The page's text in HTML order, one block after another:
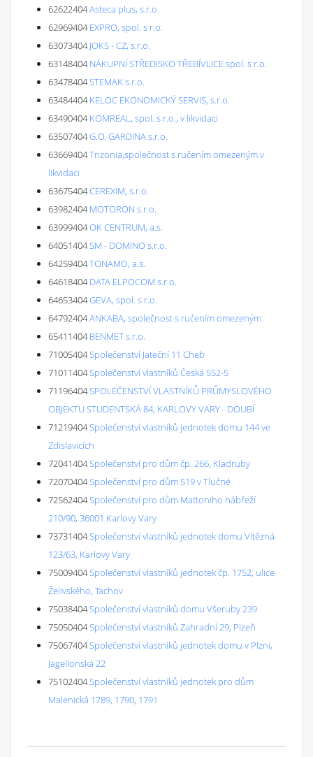
62622404Asteca plus, s.r.o.
62969404 EXPRO, spol. s r.o.
63073404 JOKS - CZ, s.r.o.
63148404 NÁKUPNÍ STŘEDISKO TŘEBÍVLICE spol. s r.o.
63478404STEMAK s.r.o.
63484404 KELOC EKONOMICKÝ SERVIS, s.r.o.
63490404 KOMREAL, spol. s r.o., v likvidaci
63507404G.O. GARDINA s.r.o.
63669404Trizonia,společnost s ručením omezeným v
likvidaci
63675404CEREXIM, s.r.o.
63982404 MOTORON s.r.o.
63999404OK CENTRUM, a.s.
64051404SM - DOMINO s.r.o.
64259404TONAMO, a.s.
64618404 DATA ELPOCOM s.r.o.
64653404GEVA, spol. s r.o.
64792404ANKABA, společnost s ručením omezeným
65411404 BENMET s.r.o.
71005404Společenství Jateční 11 Cheb
71011404Společenství vlastníků Česká 552-5
71196404SPOLEČENSTVÍ VLASTNÍKŮ PRŮMYSLOVÉHO
OBJEKTU STUDENTSKÁ 84, KARLOVY VARY - DOUBÍ
71219404Společenství vlastníků jednotek domu 144 ve
Zdislavicích
72041404Společenství pro dům čp. 266, Kladruby
72070404Společenství pro dům 519 v Tlučné
72562404Společenství pro dům Mattoniho nábřeží
210/90, 36001 Karlovy Vary
73731404Společenství vlastníků jednotek domu Vítězná
123/63, Karlovy Vary
75009404Společenství vlastníků jednotek čp. 1752, ulice
Želivského, Tachov
75038404Společenství vlastníků domu Všeruby 239
75050404Společenství vlastníků Zahradní 29, Plzeň
75067404Společenství vlastníků jednotek domu v Plzni,
Jagellonská 22
75102404Společenství vlastníků jednotek pro dům
Malenická 1789, 1790, 1791